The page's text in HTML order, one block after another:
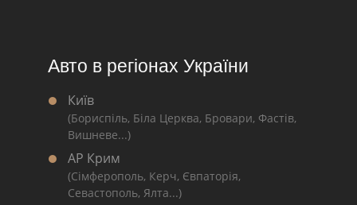
Авто в регіонах України
Київ
(Бориспіль, Біла Церква, Бровари, Фастів,
Вишневе...)
АР Крим
(Сімферополь, Керч, Євпаторія,
Севастополь, Ялта...)